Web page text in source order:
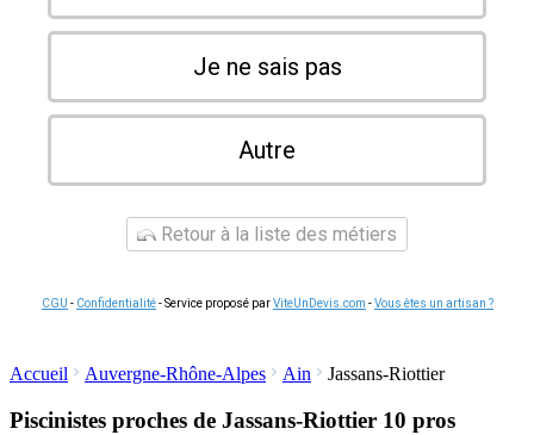
Je ne sais pas
Autre
Retour à la liste des métiers
CGU - Confidentialité- Service proposé parViteUnDevis.com -Vous êtes un artisan ?
Accueil Auvergne-Rhône-Alpes Ain Jassans-Riottier
Piscinistes proches de Jassans-Riottier 10 pros